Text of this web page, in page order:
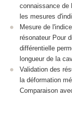
connaissance de
les mesures
Mesure de
résonateur Pour
différentielle
longueur de la
Validation des
la déformation
Comparaison